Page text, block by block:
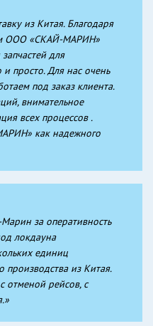
из Китая. Благодаря
ООО «СКАЙ-МАРИН»
для
просто. Для нас очень
под заказ клиента.
внимательное
всех процессов .
как надежного
за оперативность
локдауна
единиц
из Китая.
отменой рейсов, с